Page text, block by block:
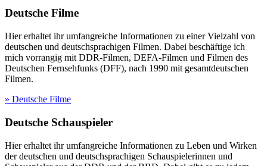
Deutsche Filme
Hier erhaltet ihr umfangreiche Informationen zu einer Vielzahl von
deutschen und deutschsprachigen Filmen. Dabei beschäftige ich
mich vorrangig mit DDR-Filmen, DEFA-Filmen und Filmen des
Deutschen Fernsehfunks (DFF), nach 1990 mit gesamtdeutschen
Filmen.
» Deutsche Filme
Deutsche Schauspieler
Hier erhaltet ihr umfangreiche Informationen zu Leben und Wirken
der deutschen und deutschsprachigen Schauspielerinnen und